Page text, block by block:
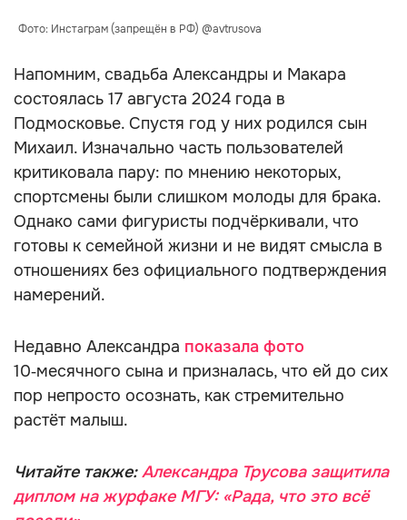
Фото: Инстаграм (запрещён в РФ) @avtrusova
Напомним, свадьба Александры и Макара
состоялась 17 августа 2024 года в
Подмосковье. Спустя год у них родился сын
Михаил. Изначально часть пользователей
критиковала пару: по мнению некоторых,
спортсмены были слишком молоды для брака.
Однако сами фигуристы подчёркивали, что
готовы к семейной жизни и не видят смысла в
отношениях без официального подтверждения
намерений.
Недавно Александра показала фото
10‑месячного сына и призналась, что ей до сих
пор непросто осознать, как стремительно
растёт малыш.
Читайте также:Александра Трусова защитила
диплом на журфаке МГУ: «Рада, что это всё